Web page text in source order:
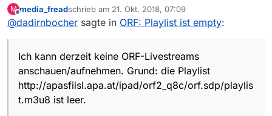
http://apasfiisl.apa.at/ipad/orf2_q8c/orf.sdp/playl
ist.m3u8 ist leer.
VLC-Log beim abspielen:
ausgeführt. Benutzen Sie ‘cvlc’, um VLC ohne
Interface zu verwenden.
main: playlist is empty
main: end of playlist, exiting
– logger module stopped –
die m3u8 schaut (bei mir) so aus:
-x-x-x-x-
#EXT-X-ALLOW-CACHE:NO
M
Offline
media_freadschrieb am 21. Okt. 2018, 07:09
zuletzt editiert von
@dadirnbocher sagte in ORF: Playlist ist empty:
Ich kann derzeit keine ORF-Livestreams
anschauen/aufnehmen. Grund: die Playlist
http://apasfiisl.apa.at/ipad/orf2_q8c/orf.sdp/playlis
t.m3u8 ist leer.